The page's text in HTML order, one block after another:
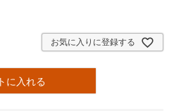
お気に入りに登録する
に入れる